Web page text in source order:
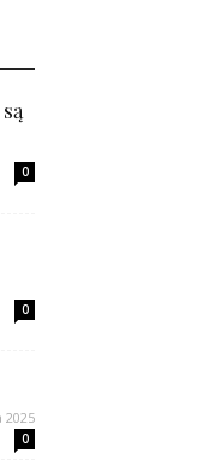
0
0
2025
0